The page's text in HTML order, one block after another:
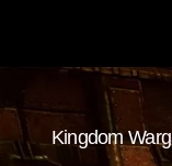
Kingdom